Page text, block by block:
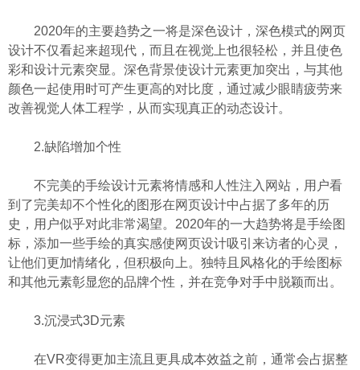
2020年的主要趋势之一将是深色设计，深色模式的网页
设计不仅看起来超现代，而且在视觉上也很轻松，并且使色
彩和设计元素突显。深色背景使设计元素更加突出，与其他
颜色一起使用时可产生更高的对比度，通过减少眼睛疲劳来
改善视觉人体工程学，从而实现真正的动态设计。
2.缺陷增加个性
不完美的手绘设计元素将情感和人性注入网站，用户看
到了完美却不个性化的图形在网页设计中占据了多年的历
史，用户似乎对此非常渴望。2020年的一大趋势将是手绘图
标，添加一些手绘的真实感使网页设计吸引来访者的心灵，
让他们更加情绪化，但积极向上。独特且风格化的手绘图标
和其他元素彰显您的品牌个性，并在竞争对手中脱颖而出。
3.沉浸式3D元素
在VR变得更加主流且更具成本效益之前，通常会占据整